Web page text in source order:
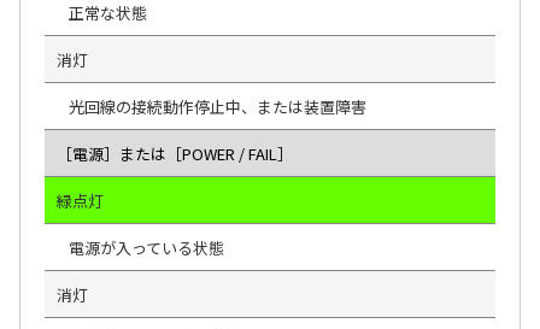
正常な状態
消灯
光回線の接続動作停止中、または装置障害
［電源］または［POWER / FAIL］
緑点灯
電源が入っている状態
消灯